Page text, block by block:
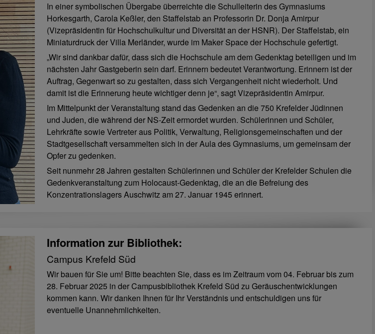
In einer symbolischen Übergabe überreichte die Schulleiterin des Gymnasiums
Horkesgarth, Carola Keßler, den Staffelstab an Professorin Dr. Donja Amirpur
(Vizepräsidentin für Hochschulkultur und Diversität an der HSNR). Der Staffelstab, ein
Miniaturdruck der Villa Merländer, wurde im Maker Space der Hochschule gefertigt.
„Wir sind dankbar dafür, dass sich die Hochschule am dem Gedenktag beteiligen und im
nächsten Jahr Gastgeberin sein darf. Erinnern bedeutet Verantwortung. Erinnern ist der
Auftrag, Gegenwart so zu gestalten, dass sich Vergangenheit nicht wiederholt. Und
damit ist die Erinnerung heute wichtiger denn je“, sagt Vizepräsidentin Amirpur.
Im Mittelpunkt der Veranstaltung stand das Gedenken an die 750 Krefelder Jüdinnen
und Juden, die während der NS-Zeit ermordet wurden. Schülerinnen und Schüler,
Lehrkräfte sowie Vertreter aus Politik, Verwaltung, Religionsgemeinschaften und der
Stadtgesellschaft versammelten sich in der Aula des Gymnasiums, um gemeinsam der
Opfer zu gedenken.
Seit nunmehr 28 Jahren gestalten Schülerinnen und Schüler der Krefelder Schulen die
Gedenkveranstaltung zum Holocaust-Gedenktag, die an die Befreiung des
Konzentrationslagers Auschwitz am 27. Januar 1945 erinnert.
Information zur Bibliothek:
Campus Krefeld Süd
Wir bauen für Sie um! Bitte beachten Sie, dass es im Zeitraum vom 04. Februar bis zum
28. Februar 2025 in der Campusbibliothek Krefeld Süd zu Geräuschentwicklungen
kommen kann. Wir danken Ihnen für Ihr Verständnis und entschuldigen uns für
eventuelle Unannehmlichkeiten.